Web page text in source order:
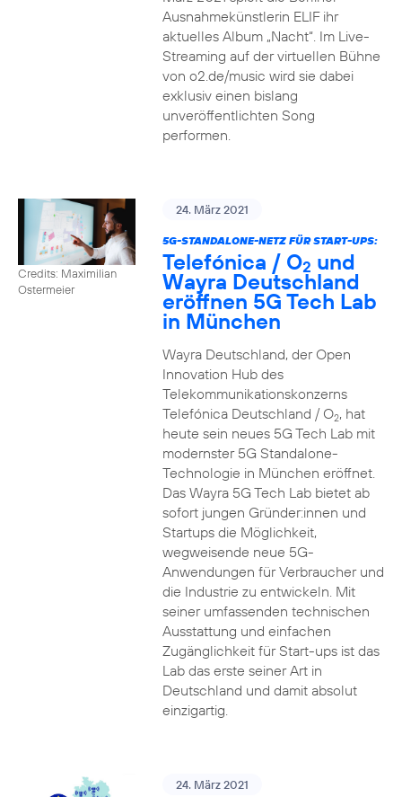
Ausnahmekünstlerin ELIF ihr
aktuelles Album „Nacht“. Im Live-
Streaming auf der virtuellen Bühne
von o2.de/music wird sie dabei
exklusiv einen bislang
unveröffentlichten Song
performen.
Credits: Maximilian
Ostermeier
24. März 2021
5G-STANDALONE-NETZ FÜR START-UPS:
Telefónica / O2 und
Wayra Deutschland
eröffnen 5G Tech Lab
in München
Wayra Deutschland, der Open
Innovation Hub des
Telekommunikationskonzerns
Telefónica Deutschland / O2, hat
heute sein neues 5G Tech Lab mit
modernster 5G Standalone-
Technologie in München eröffnet.
Das Wayra 5G Tech Lab bietet ab
sofort jungen Gründer:innen und
Startups die Möglichkeit,
wegweisende neue 5G-
Anwendungen für Verbraucher und
die Industrie zu entwickeln. Mit
seiner umfassenden technischen
Ausstattung und einfachen
Zugänglichkeit für Start-ups ist das
Lab das erste seiner Art in
Deutschland und damit absolut
einzigartig.
24. März 2021